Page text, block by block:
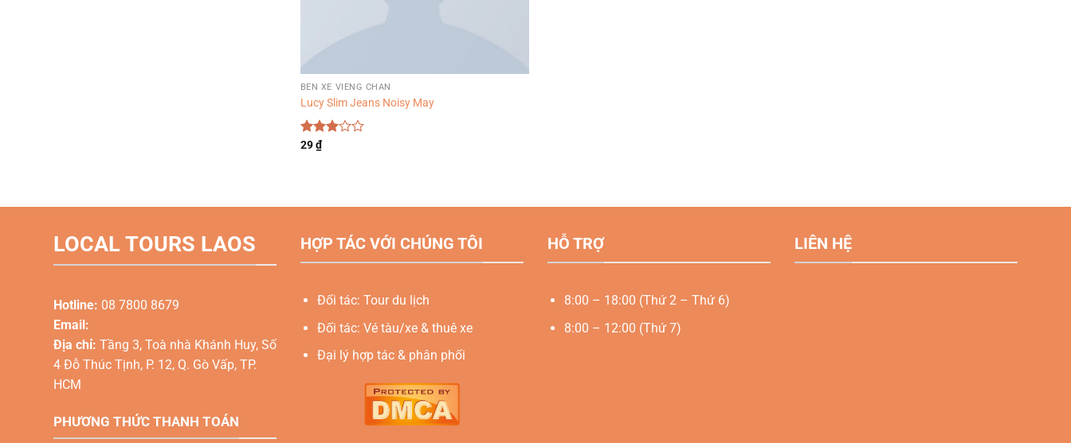
BẾN XE VIÊNG CHĂN
Lucy Slim Jeans Noisy May
Được
29₫
LOCAL TOURS LAOS
Hotline: 08 7800 8679
Email:
Địa chỉ: Tầng 3, Toà nhà Khánh Huy, Số
4 Đỗ Thúc Tịnh, P. 12, Q. Gò Vấp, TP.
HCM
PHƯƠNG THỨC THANH TOÁN
HỢP TÁC VỚI CHÚNG TÔI
Đối tác: Tour du lịch
Đối tác: Vé tàu/xe & thuê xe
Đại lý hợp tác & phân phối
HỖ TRỢ
8:00 – 18:00 (Thứ 2 – Thứ 6)
8:00 – 12:00 (Thứ 7)
LIÊN HỆ